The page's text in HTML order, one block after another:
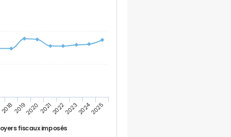
fiscaux imposés
20182019202020212022202320242025